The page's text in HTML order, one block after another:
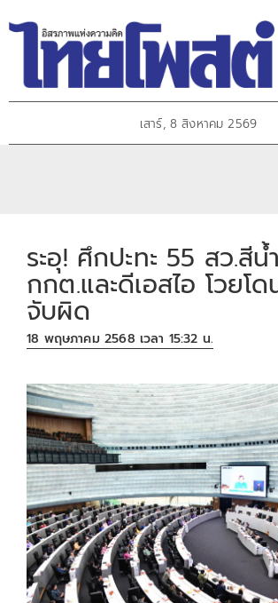
เสาร์, 8 สิงหาคม 2569
ระอุ! ศึกปะทะ 55 สว.สีน้
กกต.และดีเอสไอ โวยโ
จับผิด
18 พฤษภาคม 2568 เวลา 15:32 น.